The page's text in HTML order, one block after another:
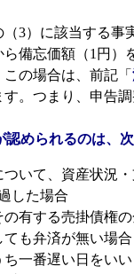
3）に該当する事
備忘価額（1円）
の場合は、前記「
。つまり、申告
められるのは、
いて、資産状況
した場合
有する売掛債権
も弁済が無い場合
一番遅い日をいい